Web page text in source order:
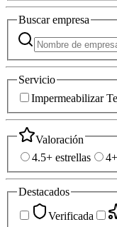
Buscarempresa
Servicio
Impermeabilizar
Valoración
4.5+ estrellas
Destacados
Verificada